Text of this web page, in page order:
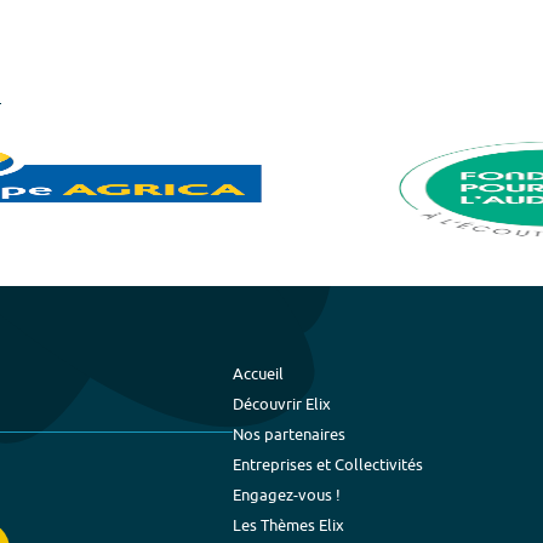
Accueil
Découvrir Elix
Nos partenaires
Entreprises et Collectivités
Engagez-vous !
Les Thèmes Elix